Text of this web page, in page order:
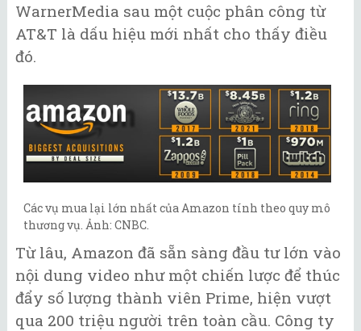
WarnerMedia sau một cuộc phân công từ
AT&T là dấu hiệu mới nhất cho thấy điều
đó.
Các vụ mua lại lớn nhất của Amazon tính theo quy mô
thương vụ. Ảnh: CNBC.
Từ lâu, Amazon đã sẵn sàng đầu tư lớn vào
nội dung video như một chiến lược để thúc
đẩy số lượng thành viên Prime, hiện vượt
qua 200 triệu người trên toàn cầu. Công ty